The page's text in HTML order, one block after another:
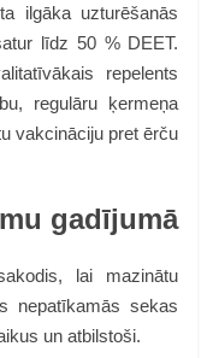
ilgāka uzturēšanās
līdz 50 % DEET.
repelents
regulāru ķermeņa
vakcināciju pret ērču
gadījumā
lai mazinātu
nepatīkamās sekas
un atbilstoši.